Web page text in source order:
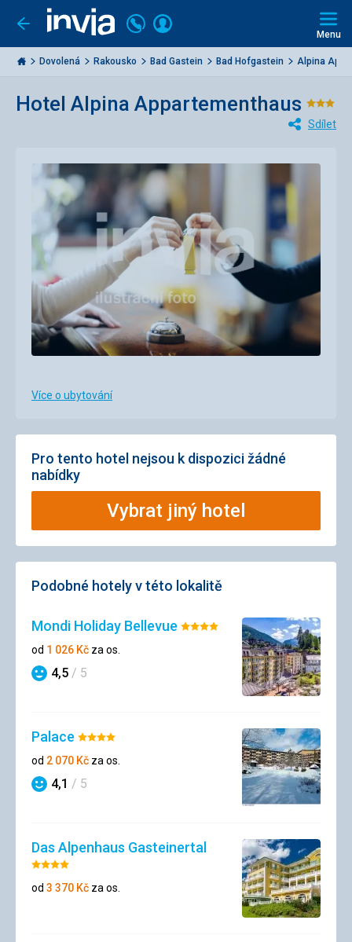
Jít
zpět
Invia.cz
Volejte
226
000
284
Přihlásit
Menu
Dovolená Rakousko Bad Gastein Bad Hofgastein Alpina
Hotel Alpina Appartementhaus
3/5
Sdílet
Více o ubytování
Pro tento hotel nejsou k dispozici žádné
nabídky
Vybrat jiný hotel
Podobné hotely v této lokalitě
Mondi Holiday Bellevue Hodnocení:
od 1 026 Kč za os.
Hodnocení
4,5 / 5
Palace Hodnocení:
4/5
od 2 070 Kč za os.
Hodnocení
4,1 / 5
Das Alpenhaus Gasteinertal
Hodnocení:
4/5
od 3 370 Kč za os.